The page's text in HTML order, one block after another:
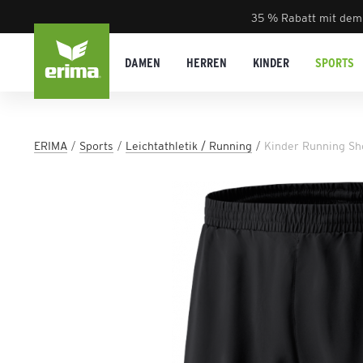
35 % Rabatt mit
DAMEN HERREN KINDER SPORTS
ERIMA Sports Leichtathletik / Running Kinder Running